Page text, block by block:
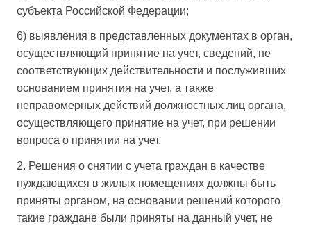
субъекта Российской Федерации;
6) выявления в представленных документах в орган,
осуществляющий принятие на учет, сведений, не
соответствующих действительности и послуживших
основанием принятия на учет, а также
неправомерных действий должностных лиц органа,
осуществляющего принятие на учет, при решении
вопроса о принятии на учет.
2. Решения о снятии с учета граждан в качестве
нуждающихся в жилых помещениях должны быть
приняты органом, на основании решений которого
такие граждане были приняты на данный учет, не